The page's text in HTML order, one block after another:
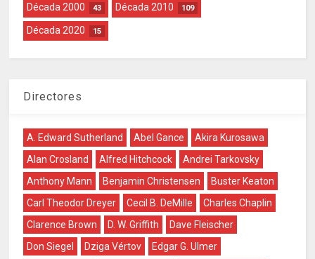
Década 2000 43 Década 2010 109
Década 2020 15
Directores
A. Edward Sutherland Abel Gance
Akira Kurosawa
Alan Crosland
Alfred Hitchcock
Andrei Tarkovsky
Anthony Mann
Benjamin Christensen
Buster Keaton
Carl Theodor Dreyer
Cecil B. DeMille
Charles Chaplin
Clarence Brown
D. W. Griffith
Dave Fleischer
Don Siegel
Dziga Vértov
Edgar G. Ulmer